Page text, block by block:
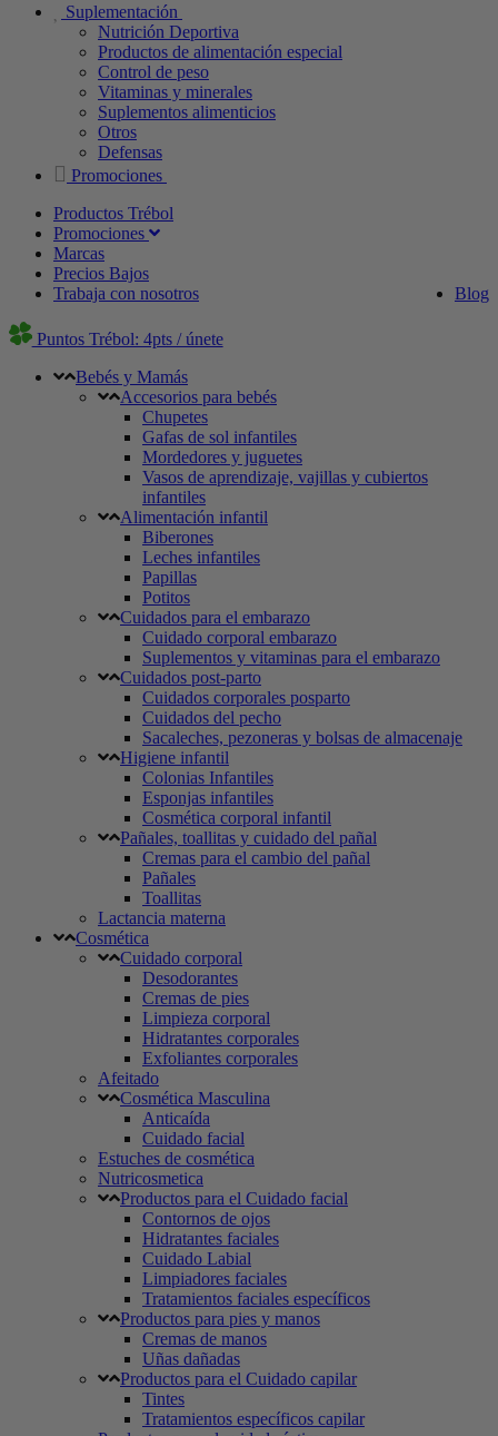
Suplementación
Nutrición Deportiva
Productos de alimentación especial
Control de peso
Vitaminas y minerales
Suplementos alimenticios
Otros
Defensas
Promociones
Productos Trébol
Promociones
Marcas
Precios Bajos
Blog
Trabaja con nosotros
Puntos Trébol: 4pts / únete
Bebés y Mamás
Accesorios para bebés
Chupetes
Gafas de sol infantiles
Mordedores y juguetes
Vasos de aprendizaje, vajillas y cubiertos
infantiles
Alimentación infantil
Biberones
Leches infantiles
Papillas
Potitos
Cuidados para el embarazo
Cuidado corporal embarazo
Suplementos y vitaminas para el embarazo
Cuidados post-parto
Cuidados corporales posparto
Cuidados del pecho
Sacaleches, pezoneras y bolsas de almacenaje
Higiene infantil
Colonias Infantiles
Esponjas infantiles
Cosmética corporal infantil
Pañales, toallitas y cuidado del pañal
Cremas para el cambio del pañal
Pañales
Toallitas
Lactancia materna
Cosmética
Cuidado corporal
Desodorantes
Cremas de pies
Limpieza corporal
Hidratantes corporales
Exfoliantes corporales
Afeitado
Cosmética Masculina
Anticaída
Cuidado facial
Estuches de cosmética
Nutricosmetica
Productos para el Cuidado facial
Contornos de ojos
Hidratantes faciales
Cuidado Labial
Limpiadores faciales
Tratamientos faciales específicos
Productos para pies y manos
Cremas de manos
Uñas dañadas
Productos para el Cuidado capilar
Tintes
Tratamientos específicos capilar